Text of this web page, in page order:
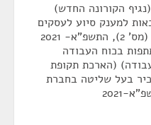
הקורונה החדש)
למענק סיוע לעסקים
2021
בכוח העבודה
(הארכת תקופת
בעל שליטה בחברת